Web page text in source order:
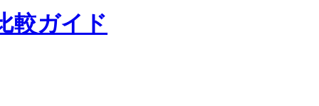
較ガイド